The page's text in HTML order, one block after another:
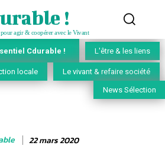
!
agir & coopérer avec le Vivant
Cdurable ! L'être & les liens
locale Le vivant & refaire société
News Sélection
22 mars 2020